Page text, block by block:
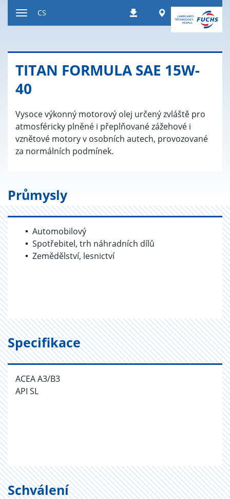
StahováníWorldwide
CS
TITAN FOR­MU­LA SAE 15W-
40
Vysoce výkonný motorový olej určený zvláště pro
atmosféricky plněné i přeplňované zážehové i
vznětové motory v osobních autech, provozované
za normálních podmínek.
Průmysly
Automobilový
Spotřebitel, trh náhradních dílů
Zemědělství, lesnictví
Specifikace
ACEA A3/B3
API SL
Schválení